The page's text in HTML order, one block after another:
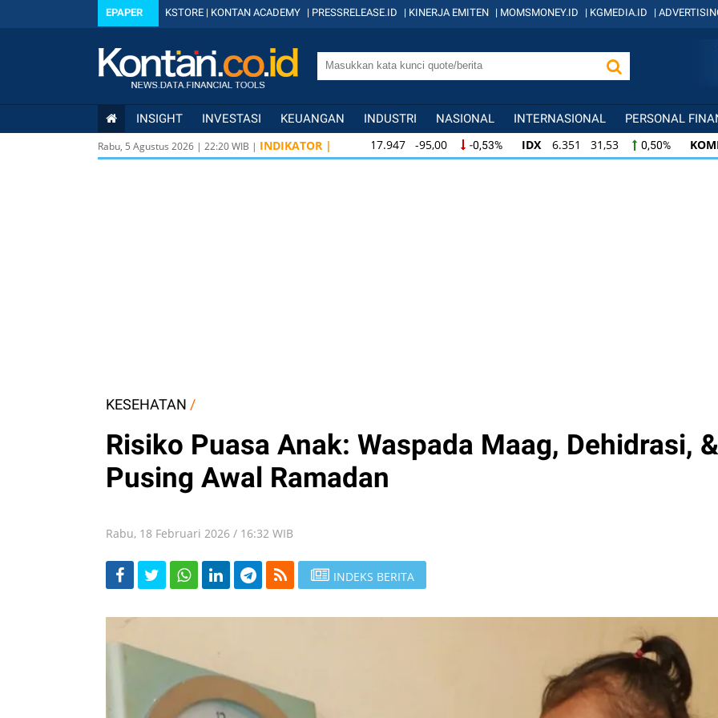
EPAPER KSTORE | KONTAN ACADEMY | PRESSRELEASE.ID | KINERJA EMITEN | MOMSMONEY.ID | KGMEDIA.ID |
INSIGHT INVESTASI KEUANGAN INDUSTRI NASIONAL INTERNASIONAL PERSONAL
Rabu, 5 Agustus 2026 | 22:20WIB | INDIKATOR |
USD/IDR 17.947 -95,00 -0,53% IDX 6.351 31,53 0,50% KOMPAS100
835 3,22
USD/IDR
17.947 -95,00 -0,53% IDX 6.351 31,53 0,50% KOMPAS100 835 3,22
KESEHATAN /
Risiko Puasa Anak: Waspada Maag, Dehidrasi, &
Pusing Awal Ramadan
Rabu, 18 Februari 2026 / 16:32 WIB
INDEKS BERITA